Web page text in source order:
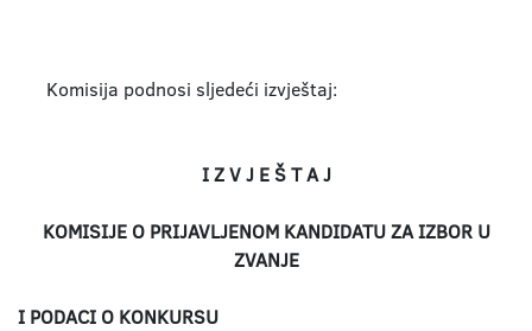
Komisija podnosi sljedeći izvještaj:
I Z V J E Š T A J
KOMISIJE O PRIJAVLJENOM KANDIDATU ZA IZBOR U
ZVANJE
I PODACI O KONKURSU